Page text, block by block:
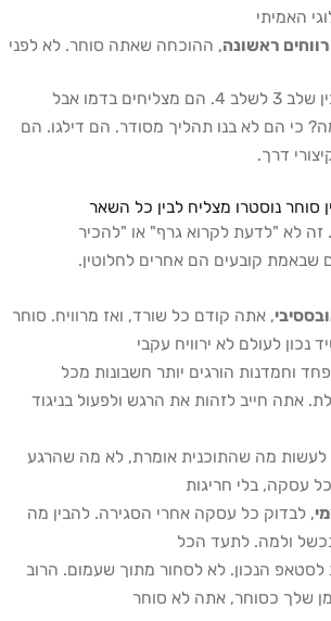
האמיתי
, ההוכחה שאתה סוחר. לא לפני
רוב הסוחרים נתקעים בין שלב 3 לשלב 4. הם מצליחים בדמו אבל
כי הם לא בנו תהליך מסודר. הם דילגו. הם
דרך.
סוחר נוסטרו מצליח לבין כל השאר
לא "לדעת לקרוא גרף" או "להכיר
שבאמת קובעים הם אחרים לחלוטין.
, אתה קודם כל שורד, ואז מרוויח. סוחר
נכון לעולם לא ירוויח עקבי
וחמדנות הורגים יותר חשבונות מכל
אתה חייב לזהות את הרגש ולפעול בניגוד
לעשות מה שהתוכנית אומרת, לא מה שהרגע
עסקה, בלי חריגות
, לבדוק כל עסקה אחרי הסגירה. להבין מה
ולמה. לתעד הכל
לסטאפ הנכון. לא לסחור מתוך שעמום. הרוב
שלך כסוחר, אתה לא סוחר